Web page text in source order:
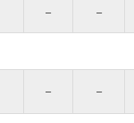
– –
– –